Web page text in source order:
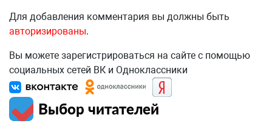
Для добавления комментария вы должны быть
авторизированы.
Вы можете зарегистрироваться на сайте с помощью
социальных сетей ВК и Одноклассники
Выбор читателей